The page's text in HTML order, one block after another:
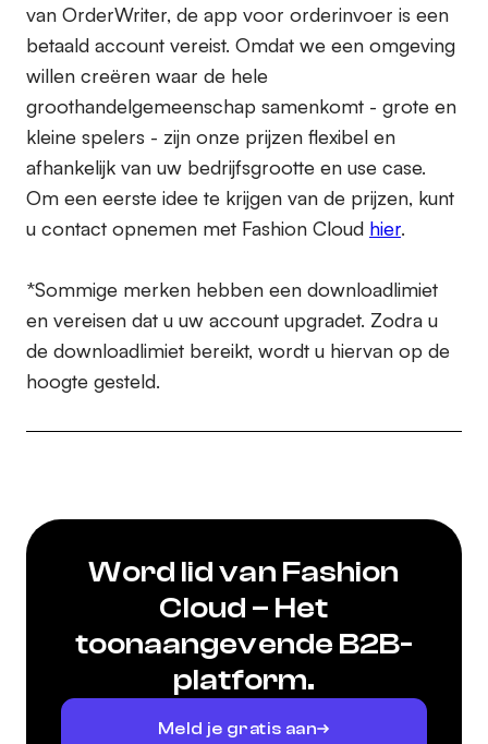
van OrderWriter, de app voor orderinvoer is een
betaald account vereist. Omdat we een omgeving
willen creëren waar de hele
groothandelgemeenschap samenkomt - grote en
kleine spelers - zijn onze prijzen flexibel en
afhankelijk van uw bedrijfsgrootte en use case.
Om een eerste idee te krijgen van de prijzen, kunt
u contact opnemen met Fashion Cloud hier.
*Sommige merken hebben een downloadlimiet
en vereisen dat u uw account upgradet. Zodra u
de downloadlimiet bereikt, wordt u hiervan op de
hoogte gesteld.
Word lid van Fashion
Cloud – Het
toonaangevende B2B-
platform.
Meld je gratis aan